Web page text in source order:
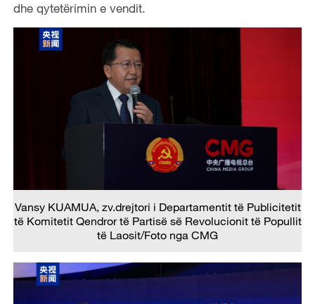
dhe qytetërimin e vendit.
Vansy KUAMUA, zv.drejtori i Departamentit të Publicitetit
të Komitetit Qendror të Partisë së Revolucionit të Popullit
të Laosit/Foto nga CMG